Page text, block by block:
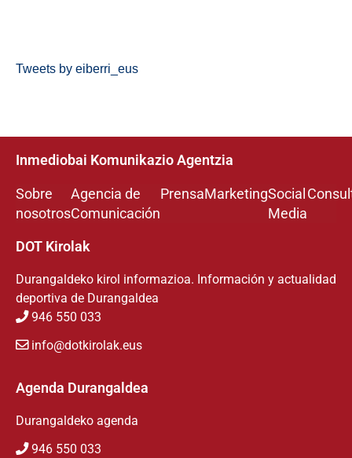
Tweets by eiberri_eus
Inmediobai Komunikazio Agentzia
Sobre
nosotros
Agencia de
Comunicación
PrensaMarketingSocial
Media
DOT Kirolak
Durangaldeko kirol informazioa. Información y actualidad
deportiva de Durangaldea
946 550 033
info@dotkirolak.eus
Agenda Durangaldea
Durangaldeko agenda
946 550 033